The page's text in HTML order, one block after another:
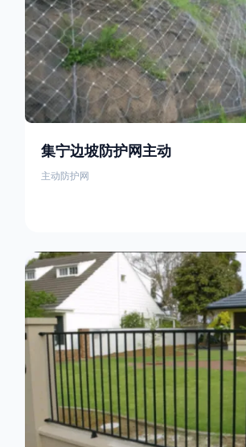
集宁边坡防护网主动
主动防护网